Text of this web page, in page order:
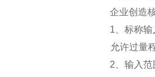
企业创造
1 、标称
允许过量
2 、输入